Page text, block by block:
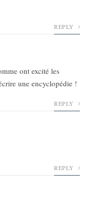
REPLY
ont excité les
une encyclopédie !
REPLY
REPLY